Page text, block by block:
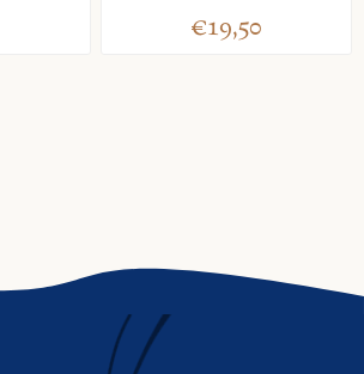
€19,50